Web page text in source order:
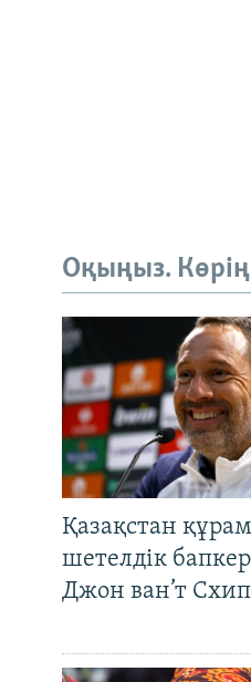
Оқыңыз.
Қазақстан
шетелдік
Джон ван’т Схип